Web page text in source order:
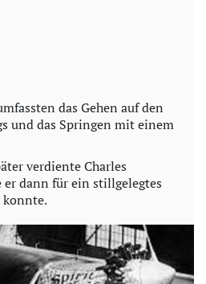
das Gehen auf den
und das Springen mit einem
verdiente Charles
dann für ein stillgelegtes